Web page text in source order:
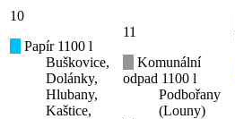
10
Papír 1100 l
Buškovice,
Dolánky,
Hlubany,
Kaštice,
11
Komunální
odpad 1100 l
Podbořany
(Louny)